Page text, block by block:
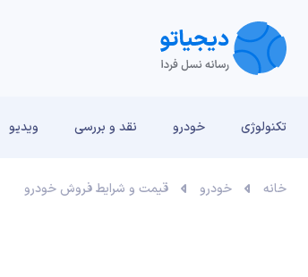
تکنولوژی خودرو نقد و بررسی‌ ویدیو
خانه خودرو قیمت و شرایط فروش خودرو